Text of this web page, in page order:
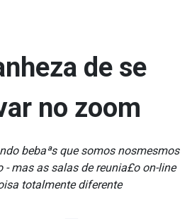
de se
no zoom
bebaªs que somos nosmesmos
- mas as salas de reunia£o on-line
totalmente diferente